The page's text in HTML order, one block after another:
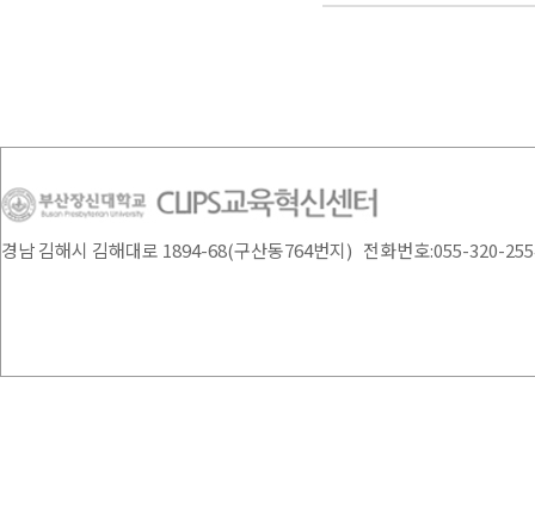
경남 김해시 김해대로 1894-68(구산동764번지) 전화번호:055-320-